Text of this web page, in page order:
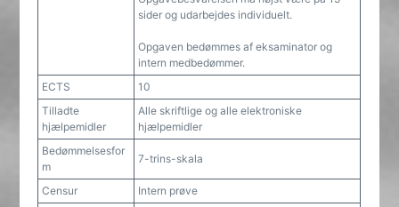
sider og udarbejdes individuelt.
Opgaven bedømmes af eksaminator og
intern medbedømmer.
ECTS
10
Tilladte
hjælpemidler
Alle skriftlige og alle elektroniske
hjælpemidler
Bedømmelsesfor
m
7-trins-skala
Censur
Intern prøve